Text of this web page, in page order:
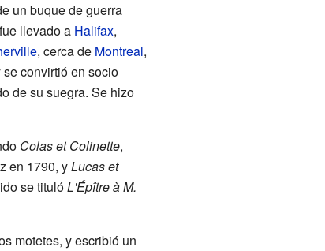
un buque de guerra
llevado a Halifax,
, cerca de Montreal,
convirtió en socio
de su suegra. Se hizo
Colas et Colinette,
en 1790, yLucas et
se titulóL'Épître à M.
motetes, y escribió un